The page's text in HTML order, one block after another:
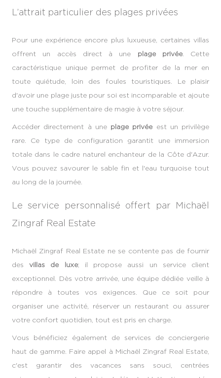
L’attrait particulier des plages privées
Pour une expérience encore plus luxueuse, certaines villas
offrent un accès direct à une plage privée. Cette
caractéristique unique permet de profiter de la mer en
toute quiétude, loin des foules touristiques. Le plaisir
d'avoir une plage juste pour soi est incomparable et ajoute
une touche supplémentaire de magie à votre séjour.
Accéder directement à une plage privée est un privilège
rare. Ce type de configuration garantit une immersion
totale dans le cadre naturel enchanteur de la Côte d'Azur.
Vous pouvez savourer le sable fin et l'eau turquoise tout
au long de la journée.
Le service personnalisé offert par Michaël
Zingraf Real Estate
Michaël Zingraf Real Estate ne se contente pas de fournir
desvillas de luxe; il propose aussi un service client
exceptionnel. Dès votre arrivée, une équipe dédiée veille à
répondre à toutes vos exigences. Que ce soit pour
organiser une activité, réserver un restaurant ou assurer
votre confort quotidien, tout est pris en charge.
Vous bénéficiez également de services de conciergerie
haut de gamme. Faire appel à Michaël Zingraf Real Estate,
c'est garantir des vacances sans souci, centrées